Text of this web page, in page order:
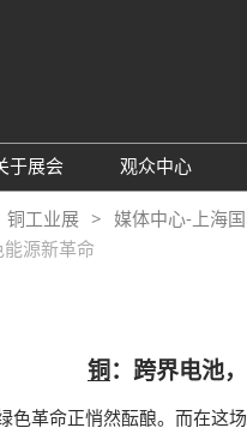
于展会
关于展会
2025年展后报告
观众中心
观众增值
铜工业展 媒体中心-上海
能源新革命
铜：跨界电池
色革命正悄然酝酿。而在